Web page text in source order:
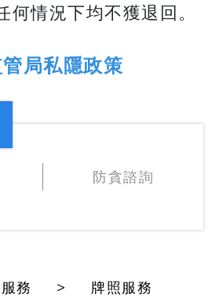
何情況下均不獲退回。
局私隱政策
防貪諮詢
務 > 牌照服務